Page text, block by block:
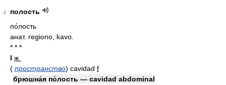
4
полость
по́лость
анат. regiono, kavo.
* * *
I ж.
( пространство) cavidad f
брюшна́я по́лость — cavidad abdominal